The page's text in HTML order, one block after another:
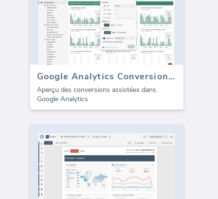
Google Analytics Conversions Assistées
Aperçu des conversions assistées dans
Google Analytics